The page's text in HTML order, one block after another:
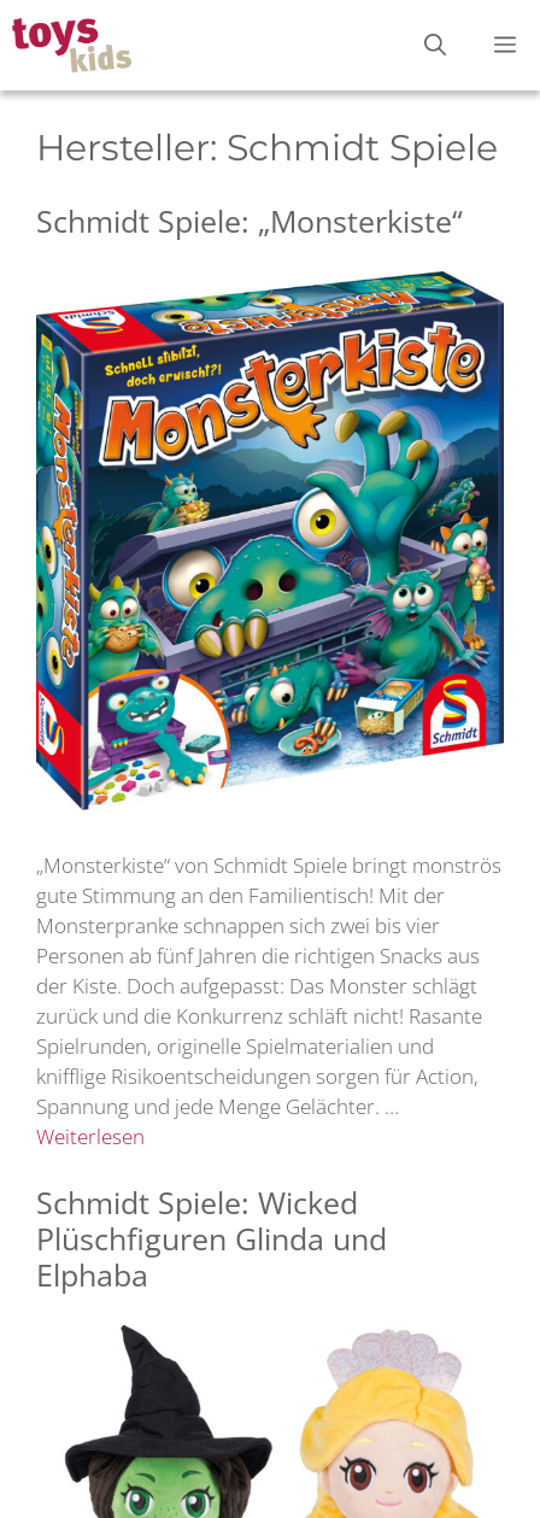
Zum
Inhalt
springen
Hersteller: Schmidt Spiele
Schmidt Spiele: „Monsterkiste“
„Monsterkiste“ von Schmidt Spiele bringt monströs
gute Stimmung an den Familientisch! Mit der
Monsterpranke schnappen sich zwei bis vier
Personen ab fünf Jahren die richtigen Snacks aus
der Kiste. Doch aufgepasst: Das Monster schlägt
zurück und die Konkurrenz schläft nicht! Rasante
Spielrunden, originelle Spielmaterialien und
knifflige Risikoentscheidungen sorgen für Action,
Spannung und jede Menge Gelächter. …
Weiterlesen
Schmidt Spiele: Wicked
Plüschfiguren Glinda und
Elphaba